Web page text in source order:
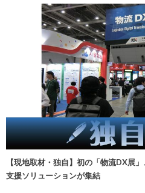
【現地取材・独自】初の「物流DX展
支援ソリューションが集結